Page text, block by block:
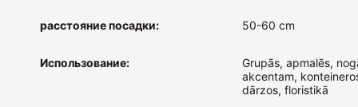
расстояние посадки: 50-60 cm
Использование:
Grupās, apmalēs,
akcentam,
dārzos, floristikā